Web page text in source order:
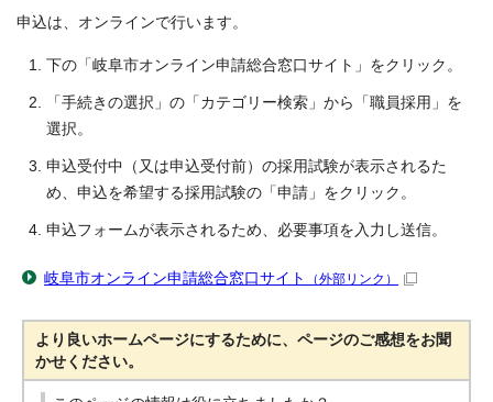
申込は、オンラインで行います。
下の「岐阜市オンライン申請総合窓口サイト」をクリック。
「手続きの選択」の「カテゴリー検索」から「職員採用」を
選択。
申込受付中（又は申込受付前）の採用試験が表示されるた
め、申込を希望する採用試験の「申請」をクリック。
申込フォームが表示されるため、必要事項を入力し送信。
岐阜市オンライン申請総合窓口サイト （外部リンク）
より良いホームページにするために、ページのご感想をお聞
かせください。